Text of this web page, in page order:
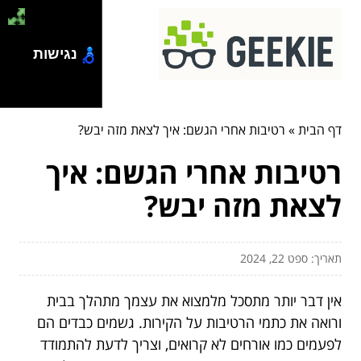
דף הבית» רטיבות אחרי הגשם: איך לצאת מזה יבש?
רטיבות אחרי הגשם: איך
לצאת מזה יבש?
תאריך: ספט 22, 2024
אין דבר יותר מתסכל מלמצוא את עצמך מתהלך בבית
ורואה את כתמי הרטיבות על הקירות. גשמים כבדים הם
לפעמים כמו אורחים לא קרואים, וצריך לדעת להתמודד
נגישות